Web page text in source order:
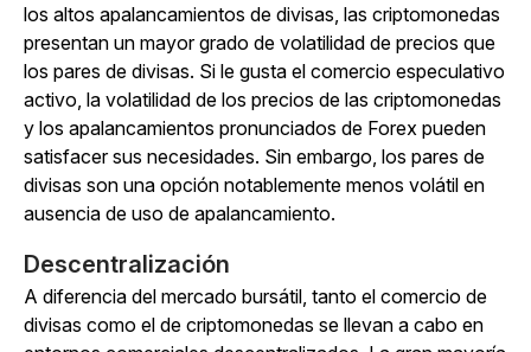
los altos apalancamientos de divisas, las criptomonedas
presentan un mayor grado de volatilidad de precios que
los pares de divisas. Si le gusta el comercio especulativo
activo, la volatilidad de los precios de las criptomonedas
y los apalancamientos pronunciados de Forex pueden
satisfacer sus necesidades. Sin embargo, los pares de
divisas son una opción notablemente menos volátil en
ausencia de uso de apalancamiento.
Descentralización
A diferencia del mercado bursátil, tanto el comercio de
divisas como el de criptomonedas se llevan a cabo en